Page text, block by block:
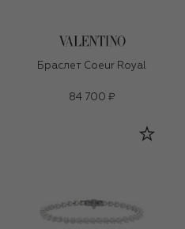
Браслет Coeur Royal
84 700 ₽